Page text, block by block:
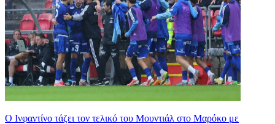
Ο Ινφαντίνο τάζει τον τελικό του Μουντιάλ στο Μαρόκο με